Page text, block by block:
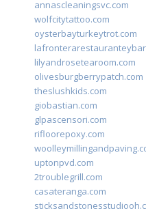
annascleaningsvc.com
wolfcitytattoo.com
oysterbayturkeytrot.com
lilyandrosetearoom.com
olivesburgberrypatch.com
theslushkids.com
giobastian.com
glpascensori.com
rifloorepoxy.com
uptonpvd.com
2troublegrill.com
casateranga.com